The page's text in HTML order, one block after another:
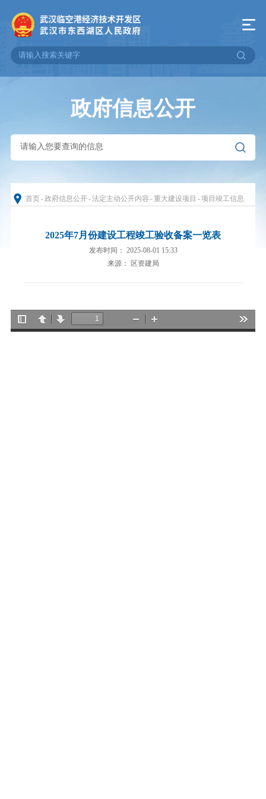
政府信息公开
首页-政府信息公开-法定主动公开内容 -重大建设项目 -项目竣工信息
2025年7月份建设工程竣工验收备案一览表
发布时间： 2025-08-01 15:33
来源： 区资建局